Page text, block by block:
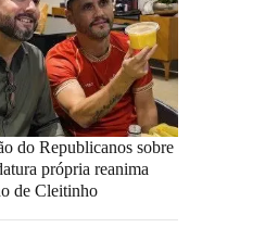
do Republicanos sobre
própria reanima
de Cleitinho